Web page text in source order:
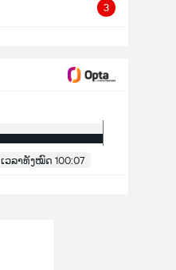
3
ເວລາທັງໝົດ 100:07